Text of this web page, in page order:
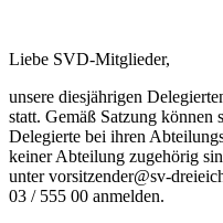
Liebe SVD-Mitglieder,
unsere diesjährigen
statt. Gemäß Satzung
Delegierte bei ihren
keiner Abteilung zugehörig
unter vorsitzender@sv-
03 / 555 00 anmelden.